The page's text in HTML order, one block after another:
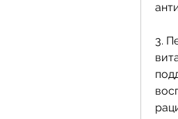
3.